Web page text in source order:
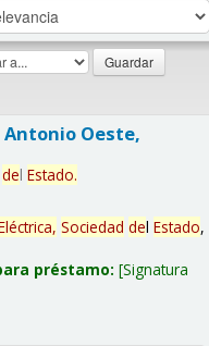
Oeste,
del Estado.
Sociedad del Estado,
préstamo: Signatura